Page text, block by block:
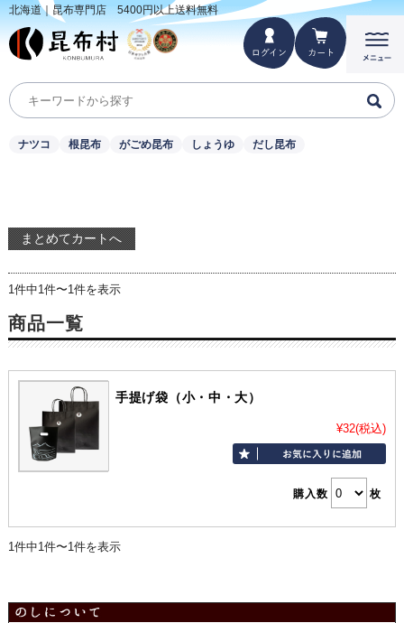
北海道｜昆布専門店 5400円以上送料無料
ナツコ 根昆布 がごめ昆布 しょうゆ だし昆布
1件中1件〜1件を表示
商品一覧
手提げ袋（小・中・大）
¥32(税込)
購入数 枚
1件中1件〜1件を表示